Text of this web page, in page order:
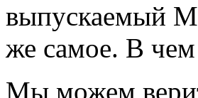
выпускаемый
же самое. В чем
Мы можем